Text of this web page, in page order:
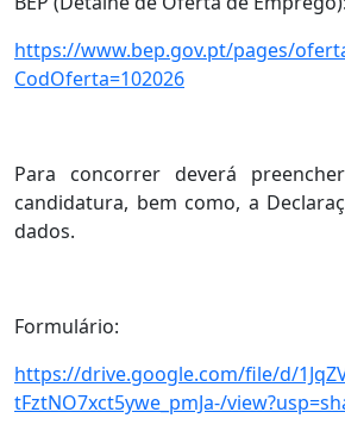
https://www.bep.gov.pt/pages/
CodOferta=102026
Para concorrer deverá
candidatura, bem como, a
dados.
Formulário:
https://drive.google.com/file/d/
tFztNO7xct5ywe_pmJa-/